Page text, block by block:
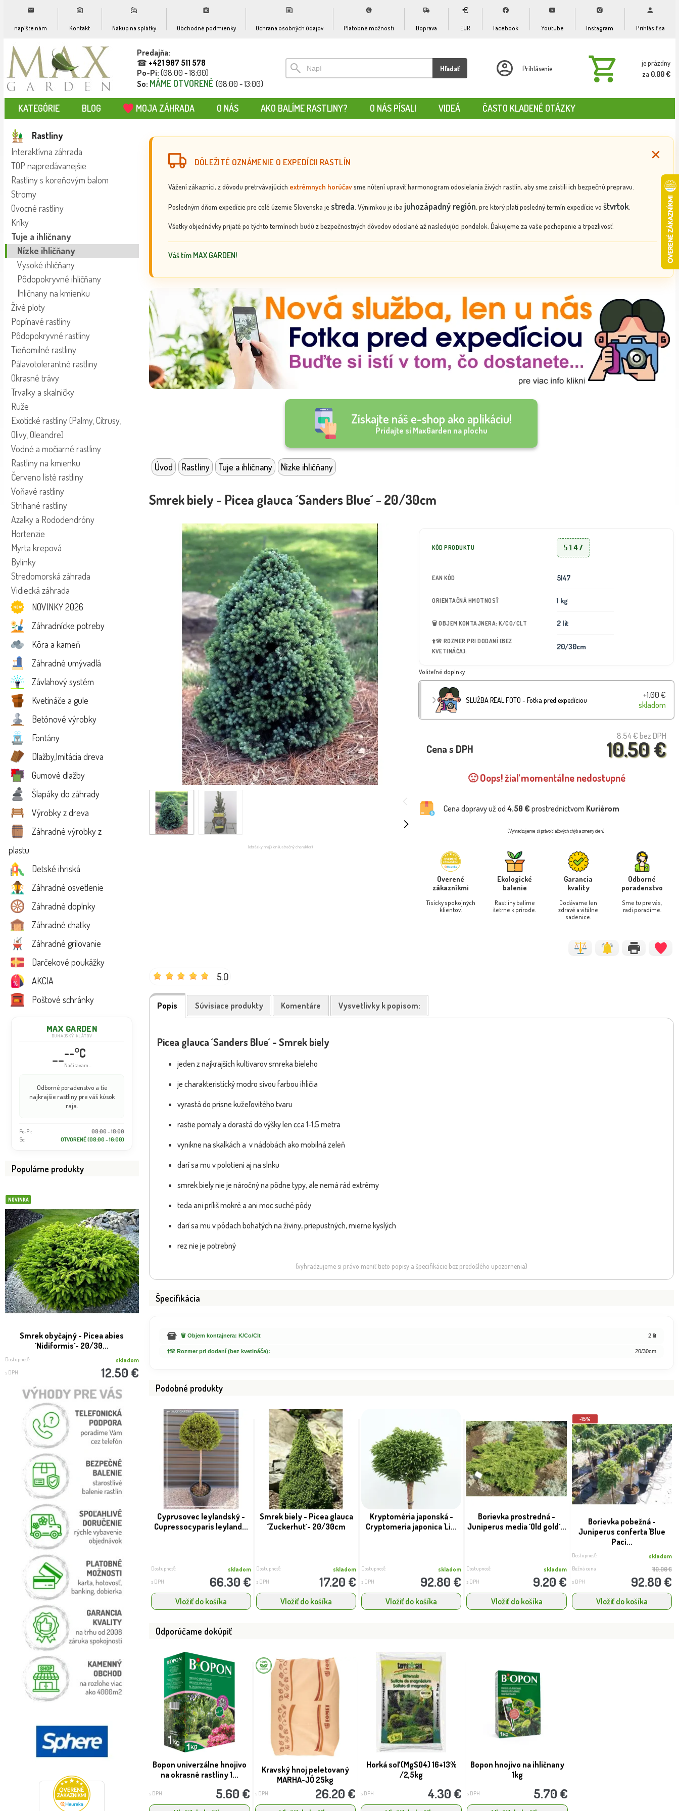
napíšte nám Kontakt Nákup na splátky Obchodné podmienky Ochrana osobných údajov Platobné možnosti Doprava EUR Facebook Youtube Instagram Prihlásiť sa
Predajňa:
☎ +421 907 511 578
Po-Pi: (08:00 - 18:00)
So: MÁME OTVORENÉ (08:00 - 13:00)
Hľadať Prihlásenie
je prázdny
za 0.00 €
KATEGÓRIE BLOG MOJA ZÁHRADA O NÁS AKO BALÍME RASTLINY? O NÁS PÍSALI VIDEÁ ČASTO KLADENÉ OTÁZKY
Rastliny
Interaktívna záhrada
TOP najpredávanejšie
Rastliny s koreňovým balom
Stromy
Ovocné rastliny
Kríky
Tuje a ihličnany
Nízke ihličňany
Vysoké ihličňany
Pôdopokryvné ihličňany
Ihličnany na kmienku
Živé ploty
Popínavé rastliny
Pôdopokryvné rastliny
Tieňomilné rastliny
Pálavotolerantné rastliny
Okrasné trávy
Trvalky a skalničky
Ruže
Exotické rastliny (Palmy, Citrusy,
Olivy, Oleandre)
Vodné a močiarné rastliny
Rastliny na kmienku
Červeno listé rastliny
Voňavé rastliny
Strihané rastliny
Azalky a Rododendróny
Hortenzie
Myrta krepová
Bylinky
Stredomorská záhrada
Vidiecká záhrada
NOVINKY 2026
Záhradnícke potreby
Kôra a kameň
Záhradné umývadlá
Závlahový systém
Kvetináče a gule
Betónové výrobky
Fontány
Dlažby,Imitácia dreva
Gumové dlažby
Šlapáky do záhrady
Výrobky z dreva
Záhradné výrobky z
plastu
Detské ihriská
Záhradné osvetlenie
Záhradné doplnky
Záhradné chatky
Záhradné grilovanie
Darčekové poukážky
AKCIA
Poštové schránky
MAX GARDEN
DUNAJSKÝ KLÁTOV
----°C
Načítavam...
Odborné poradenstvo a tie
najkrajšie rastliny pre váš kúsok
raja.
Po-Pi:
08:00 - 18:00
So:
OTVORENÉ (08:00 - 16:00)
Populárne produkty
NOVINKA
Smrek obyčajný - Picea abies
´Nidiformis´- 20/30...
Dostupnosť: skladom
s DPH 12.50 €
SLUŽBA REAL FOTO - Fotka pred
Kryptoméria japonská - Cryptomeria
DÔLEŽITÉ OZNÁMENIE O EXPEDÍCII RASTLÍN
Vážení zákazníci, z dôvodu pretrvávajúcich extrémnych horúčavsme nútení upraviť harmonogram odosielania živých rastlín, aby sme zaistili ich bezpečnú prepravu.
Posledným dňom expedície pre celé územie Slovenska je streda . Výnimkou je iba juhozápadný región, pre ktorý platí posledný termín expedície vo štvrtok.
Všetky objednávky prijaté po týchto termínoch budú z bezpečnostných dôvodov odoslané až nasledujúci pondelok. Ďakujeme za vaše pochopenie a trpezlivosť.
Váš tím MAX GARDEN!
Získajte náš e-shop ako aplikáciu!
Pridajte si MaxGarden na plochu
Úvod Rastliny Tuje a ihličnany Nízke ihličňany
Smrek biely - Picea glauca ´Sanders Blue´ - 20/30cm
(obrázky majú len ilustračný charakter)
KÓD PRODUKTU 5147
EAN KÓD 5147
ORIENTAČNÁ HMOTNOSŤ 1 kg
🗑️ OBJEM KONTAJNERA: K/CO/CLT 2 lit
⬆️🌸 ROZMER PRI DODANÍ (BEZ
KVETINÁČA):
20/30cm
Voliteľné doplnky
SLUŽBA REAL FOTO - Fotka pred expedíciou
+1.00 €
skladom
8.54 € bez DPH
10.50 €
Cena s DPH
🙁 Oops! žiaľ momentálne nedostupné
Cena dopravy už od4.50 € prostredníctvom Kuriérom
(Vyhradzujeme si právo tlačových chýb a zmeny cien)
Overené
zákazníkmi
Tisícky spokojných
klientov.
Ekologické
balenie
Rastliny balíme
šetrne k prírode.
Garancia
kvality
Dodávame len
zdravé a vitálne
sadenice.
Odborné
poradenstvo
Sme tu pre vás,
radi poradíme.
5.0
Popis Súvisiace produkty Komentáre Vysvetlivky k popisom:
Picea glauca ´Sanders Blue´ - Smrek biely
jeden z najkrajších kultivarov smreka bieleho
je charakteristický modro sivou farbou ihličia
vyrastá do prísne kužeľovitého tvaru
rastie pomaly a dorastá do výšky len cca 1-1,5 metra
vynikne na skalkách a v nádobách ako mobilná zeleň
darí sa mu v polotieni aj na slnku
smrek biely nie je náročný na pôdne typy, ale nemá rád extrémy
teda ani príliš mokré a ani moc suché pôdy
darí sa mu v pôdach bohatých na živiny, priepustných, mierne kyslých
rez nie je potrebný
(vyhradzujeme si právo meniť tieto popisy a špecifikácie bez predošlého upozornenia)
Špecifikácia
🗑️ Objem kontajnera: K/Co/Clt 2 lit
⬆️🌸 Rozmer pri dodaní (bez kvetináča): 20/30cm
Podobné produkty
Cyprusovec leylandský -
Cupressocyparis leyland...
Dostupnosť: skladom
s DPH 66.30 €
Vložiť do košíka
Smrek biely - Picea glauca
´Zuckerhut´- 20/30cm
Dostupnosť: skladom
s DPH 17.20 €
Vložiť do košíka
Kryptoméria japonská -
Cryptomeria japonica 'Li...
Dostupnosť: skladom
s DPH 92.80 €
Vložiť do košíka
Borievka prostredná -
Juniperus media ´Old gold´...
Dostupnosť: skladom
s DPH 9.20 €
Vložiť do košíka
-15%
Borievka pobežná -
Juniperus conferta 'Blue
Paci...
Dostupnosť: skladom
Bežná cena 110.00 €
s DPH 92.80 €
Vložiť do košíka
Odporúčame dokúpiť
Bopon univerzálne hnojivo
na okrasné rastliny 1...
s DPH 5.60 €
Kravský hnoj peletovaný
MARHA-JÓ 25kg
s DPH 26.20 €
Horká soľ (MgSO4) 16+13%
/2,5kg
s DPH 4.30 €
Bopon hnojivo na ihličnany
1kg
s DPH 5.70 €